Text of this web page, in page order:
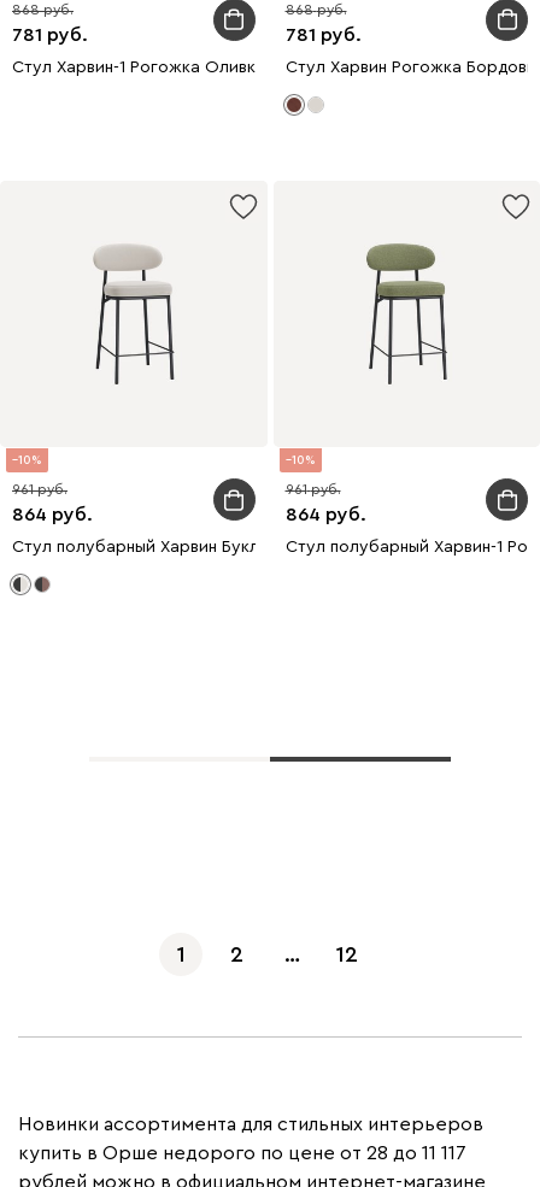
781
868
Стул Харвин-1 Рогожка Оливковый/Черный
781
868
Стул Харвин Рогожка
10
864
961
Стул полубарный Харвин Букле Молочный/Черный
10
864
961
Стул полубарный Харвин-1
1 2 … 12
Новинки ассортимента для стильных интерьеров
купить в Орше недорого по цене от 28 до 11 117
рублей можно в официальном интернет-магазине